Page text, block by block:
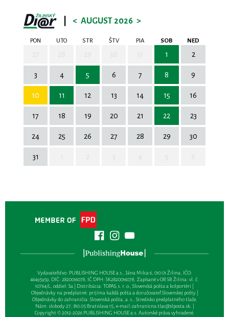
< AUGUST 2026 >
PON UTO STR ŠTV PIA SOB NED
1 2
3 4 5 6 7 8 9
10 11 12 13 14 15 16
17 18 19 20 21 22 23
24 25 26 27 28 29 30
31
Vydavateľsťvo: PUBLISHING HOUSE a.s., Jána Milca 6, 010 01 Žilina, IČO:
46495959, DIČ: 2820016078, IČ DPH: SK2820016078, Zapísané v OR SR Žilina: vl. č.
10764/L, oddiel: Sa | Distribúcia: TOPAS, s. r. o., Slovenská pošta a kolportéri |
Objednávky na predplatné: prijíma každá pošta a doručovateľ Slovenskej pošty |
Objednávky do zahraničia: Slovenská pošta, a. s., Stredisko predplatného tlače,
Nám. slobody 27, 810 05 Bratislava 15, e-mail:zahranicna.tlac@slposta.sk. |
Copyright © 2012-2026 PUBLISHING HOUSE a.s. Autorské práva vyhradené.